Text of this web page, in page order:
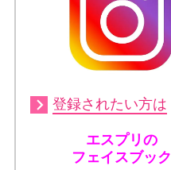
登録されたい方は
エスプリの
フェイスブック